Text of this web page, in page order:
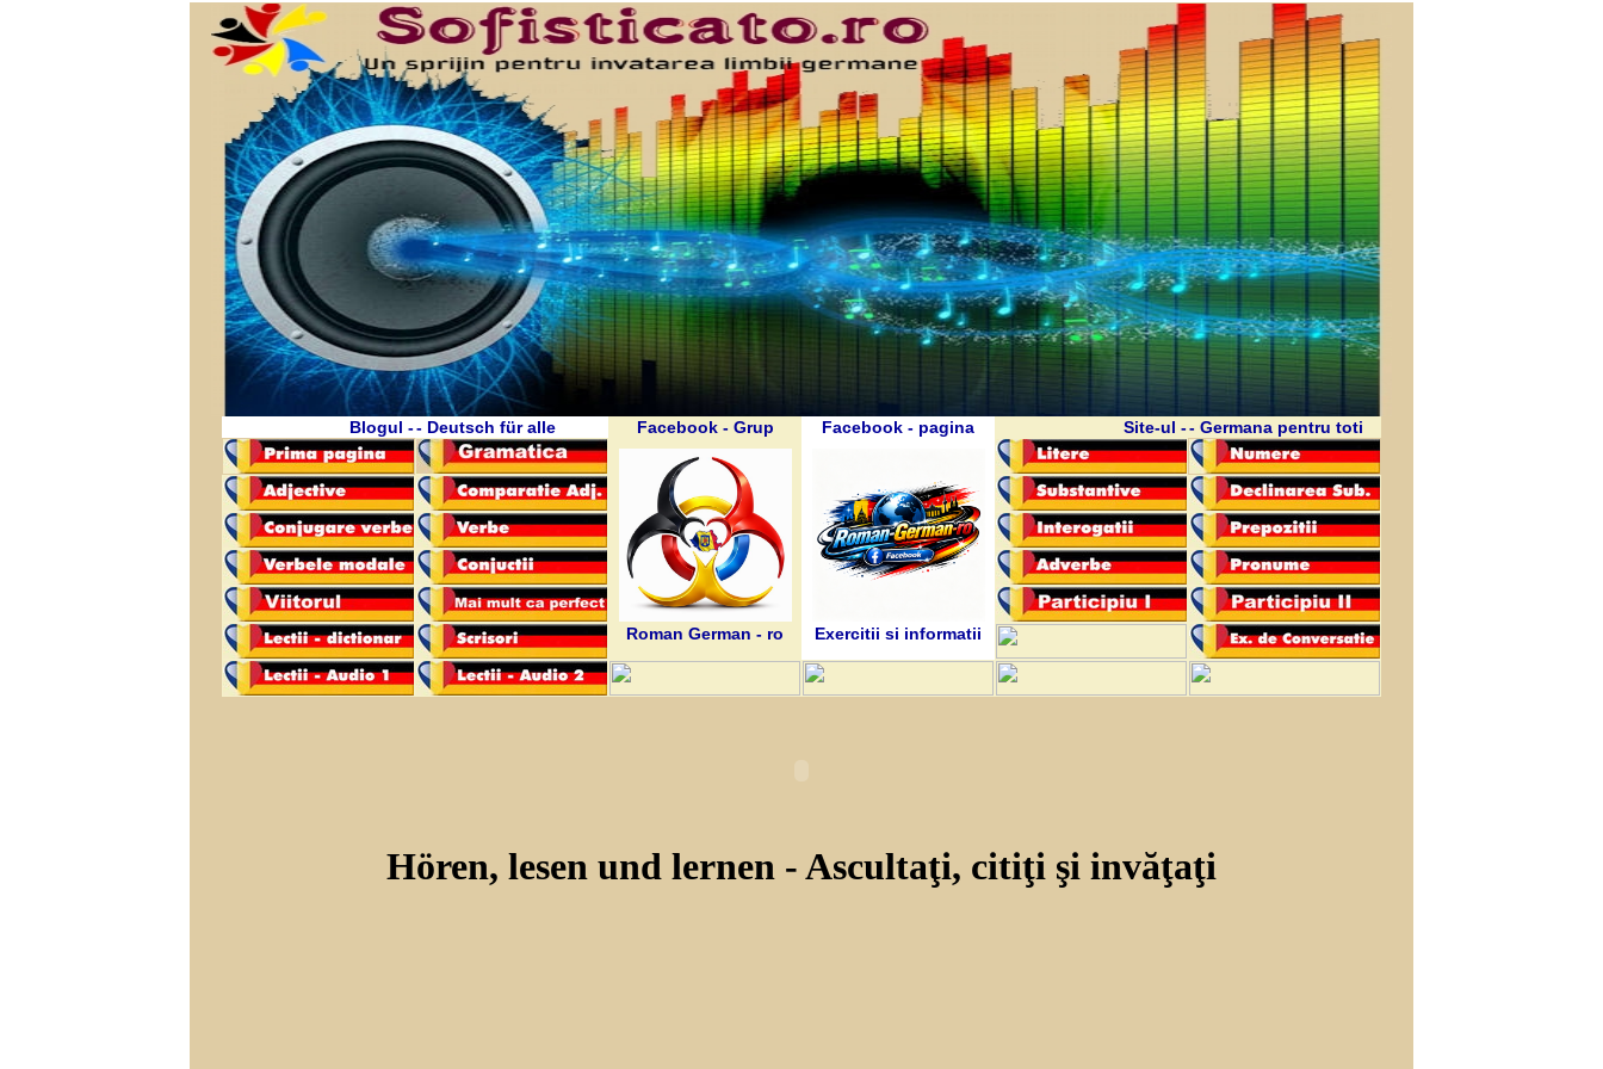
Blogul -- Deutsch für alle Facebook - Grup Facebook - pagina Site-ul -- Germana pentru toti
Roman German - ro Exercitii si informatii
Hören, lesen und lernen - Ascultaţi, citiţi şi invăţaţi